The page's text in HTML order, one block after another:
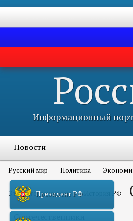
Информационный
Новости
Русский мир Политика
Это интересно всем История РФ
Соотечественники
Президент РФ